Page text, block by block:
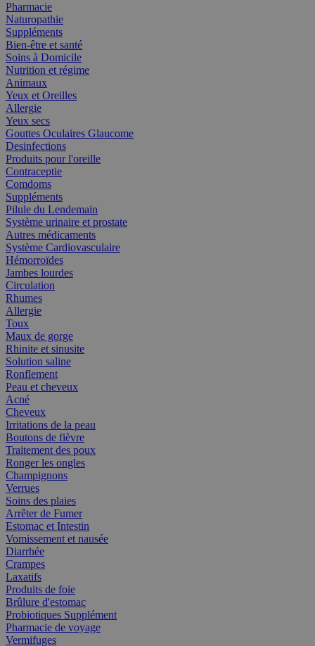
Pharmacie
Naturopathie
Suppléments
Bien-être et santé
Soins à Domicile
Nutrition et régime
Animaux
Yeux et Oreilles
Allergie
Yeux secs
Gouttes Oculaires Glaucome
Desinfections
Produits pour l'oreille
Contraceptie
Comdoms
Suppléments
Pilule du Lendemain
Système urinaire et prostate
Autres médicaments
Système Cardiovasculaire
Hémorroïdes
Jambes lourdes
Circulation
Rhumes
Allergie
Toux
Maux de gorge
Rhinite et sinusite
Solution saline
Ronflement
Peau et cheveux
Acné
Cheveux
Irritations de la peau
Boutons de fièvre
Traitement des poux
Ronger les ongles
Champignons
Verrues
Soins des plaies
Arrêter de Fumer
Estomac et Intestin
Vomissement et nausée
Diarrhée
Crampes
Laxatifs
Produits de foie
Brûlure d'estomac
Probiotiques Supplément
Pharmacie de voyage
Vermifuges